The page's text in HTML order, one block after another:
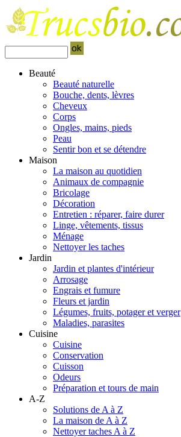
Beauté
Beauté naturelle
Bouche, dents, lèvres
Cheveux
Corps
Ongles, mains, pieds
Peau
Sentir bon et se détendre
Maison
La maison au quotidien
Animaux de compagnie
Bricolage
Décoration
Entretien : réparer, faire durer
Linge, vêtements, tissus
Ménage
Nettoyer les taches
Jardin
Jardin et plantes d'intérieur
Arrosage
Engrais et fumure
Fleurs et jardin
Légumes, fruits, potager et verger
Maladies, parasites
Cuisine
Cuisine
Conservation
Cuisson
Odeurs
Préparation et tours de main
A-Z
Solutions de A à Z
La maison de A à Z
Nettoyer taches A à Z